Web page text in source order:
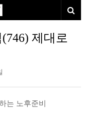
제대로
는 노후준비